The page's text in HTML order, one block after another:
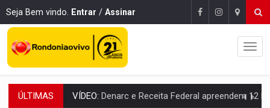
Seja Bem vindo. Entrar / Assinar
ÚLTIMAS OPERAÇÃO DA PC:Membros do CV são presos com armas e drogas após